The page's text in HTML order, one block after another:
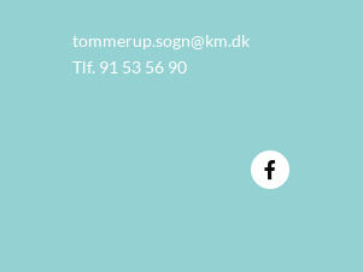
tommerup.sogn@km.dk
Tlf. 91 53 56 90